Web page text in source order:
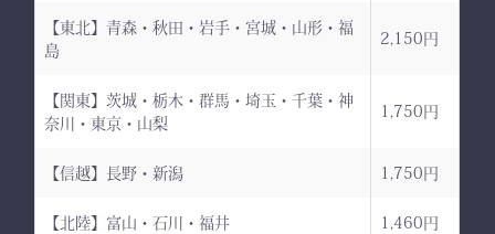
【東北】青森・秋田・岩手・宮城・山形・福
島
2,150円
【関東】茨城・栃木・群馬・埼玉・千葉・神
奈川・東京・山梨
1,750円
【信越】長野・新潟 1,750円
【北陸】富山・石川・福井 1,460円